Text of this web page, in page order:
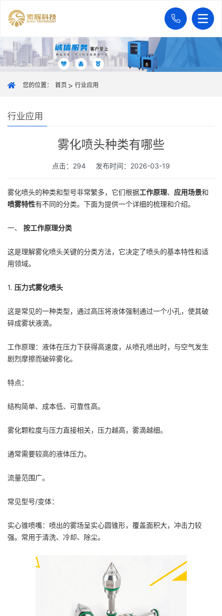
您的位置： 首页 行业应用
行业应用
雾化喷头种类有哪些
点击：294 发布时间：2026-03-19
雾化喷头的种类和型号非常繁多，它们根据工作原理、 应用场景和
喷雾特性有不同的分类。下面为提供一个详细的梳理和介绍。
一、 按工作原理分类
这是理解雾化喷头关键的分类方法，它决定了喷头的基本特性和适
用领域。
1. 压力式雾化喷头
这是常见的一种类型，通过高压将液体强制通过一个小孔，使其破
碎成雾状液滴。
工作原理：液体在压力下获得高速度，从喷孔喷出时，与空气发生
剧烈摩擦而破碎雾化。
特点：
结构简单、成本低、可靠性高。
雾化颗粒度与压力直接相关，压力越高，雾滴越细。
通常需要较高的液体压力。
流量范围广。
常见型号/变体：
实心锥喷嘴：喷出的雾场呈实心圆锥形，覆盖面积大，冲击力较
强。常用于清洗、冷却、除尘。